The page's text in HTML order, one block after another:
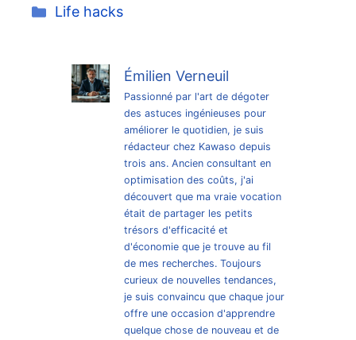
Catégories
Life hacks
Émilien Verneuil
Passionné par l'art de dégoter
des astuces ingénieuses pour
améliorer le quotidien, je suis
rédacteur chez Kawaso depuis
trois ans. Ancien consultant en
optimisation des coûts, j'ai
découvert que ma vraie vocation
était de partager les petits
trésors d'efficacité et
d'économie que je trouve au fil
de mes recherches. Toujours
curieux de nouvelles tendances,
je suis convaincu que chaque jour
offre une occasion d'apprendre
quelque chose de nouveau et de